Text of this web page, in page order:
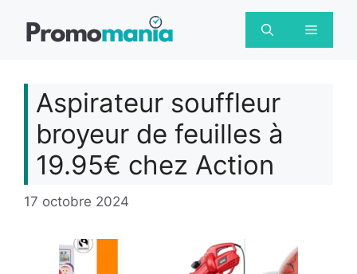
Menu
Aspirateur souffleur
broyeur de feuilles à
19.95€ chez Action
17 octobre 2024